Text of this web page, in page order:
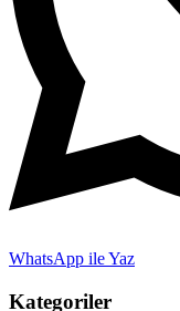
WhatsApp ile Yaz
Kategoriler